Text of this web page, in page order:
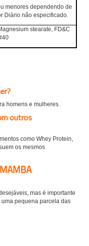
menores dependendo de
Diário não especificado.
stearate, FD&C
homens e mulheres.
outros
como Whey Protein,
os mesmos
mas é importante
pequena parcela das